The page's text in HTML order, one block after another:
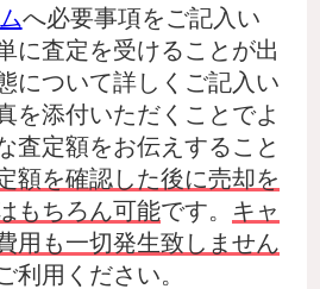
へ必要事項をご記入い
に査定を受けることが出
について詳しくご記入い
を添付いただくことでよ
査定額をお伝えすること
額を確認した後に売却を
もちろん可能です。
キャ
用も一切発生致しません
利用ください。